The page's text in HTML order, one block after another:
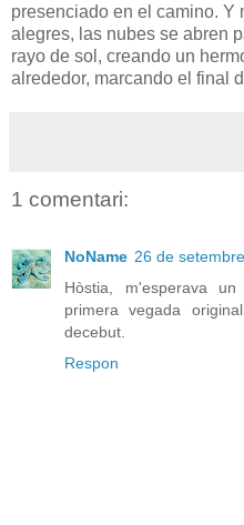
presenciado en el camino. Y
alegres, las nubes se abren
rayo de sol, creando un
alrededor, marcando el final
1 comentari:
NoName 26 de
Hòstia, m'esperava
primera vegada
decebut.
Respon